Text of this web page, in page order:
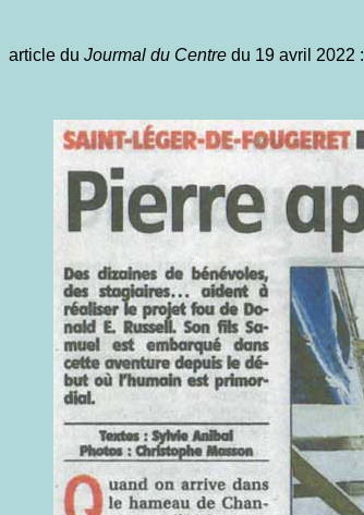
article du Jourmal du Centre du 19 avril 2022 :